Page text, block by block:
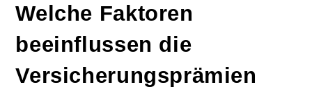
Welche Faktoren
beeinflussen die
Versicherungsprämien